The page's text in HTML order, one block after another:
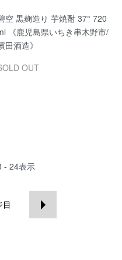
空 黒麹造り 芋焼酎 37° 720
《鹿児島県いちき串木野市/
田酒造》
OUT
- 24表示
目